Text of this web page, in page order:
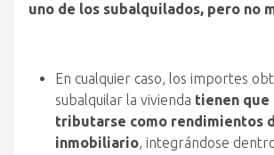
uno de los subalquilados, pero no
En cualquier caso, los importes
subalquilar la vivienda tienen que
tributarse como rendimientos
inmobiliario, integrándose